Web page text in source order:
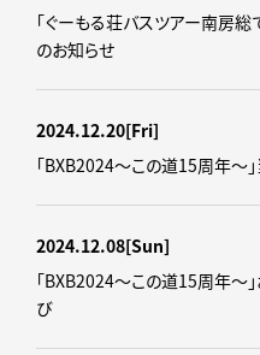
「ぐーもる荘バスツアー南房
のお知らせ
2024.12.20[Fri]
「BXB2024～この道15周年～
2024.12.08[Sun]
「BXB2024～この道15周年～
び